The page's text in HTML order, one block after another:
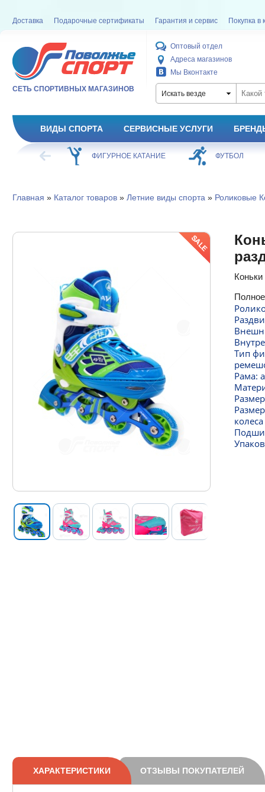
Доставка Подарочные сертификаты Гарантия и сервис Покупка в
СЕТЬ СПОРТИВНЫХ МАГАЗИНОВ
Оптовый отдел
Адреса магазинов
Мы Вконтакте
Искать везде
ВИДЫ СПОРТА СЕРВИСНЫЕ УСЛУГИ
ХОККЕЙ ФИГУРНОЕ КАТАНИЕ ФУТБОЛ
Главная » Каталог товаров» Летние виды спорта » Роликовые
Тип
Рама:
колеса
ХАРАКТЕРИСТИКИ ОТЗЫВЫ ПОКУПАТЕЛЕЙ